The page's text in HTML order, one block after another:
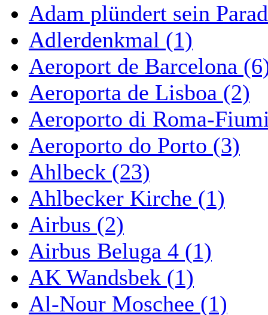
Adam plündert sein
Adlerdenkmal (1)
Aeroport de Barcelona
Aeroporta de Lisboa (2)
Aeroporto di Roma-
Aeroporto do Porto (3)
Ahlbeck (23)
Ahlbecker Kirche (1)
Airbus (2)
Airbus Beluga 4 (1)
AK Wandsbek (1)
Al-Nour Moschee (1)